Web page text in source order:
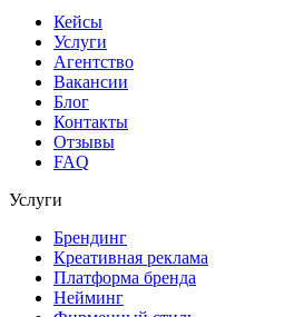
Кейсы
Услуги
Агентство
Вакансии
Блог
Контакты
Отзывы
FAQ
Услуги
Брендинг
Креативная реклама
Платформа бренда
Нейминг